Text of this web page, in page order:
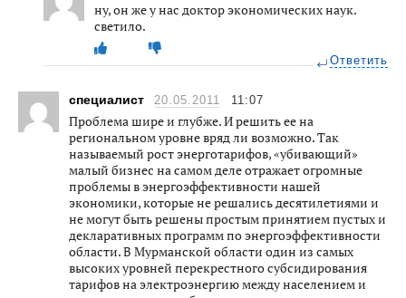
ну, он же у нас доктор экономических наук.
светило.
Ответить
специалист 20.05.2011 11:07
Проблема шире и глубже. И решить ее на
региональном уровне вряд ли возможно. Так
называемый рост энерготарифов, «убивающий»
малый бизнес на самом деле отражает огромные
проблемы в энергоэффективности нашей
экономики, которые не решались десятилетиями и
не могут быть решены простым принятием пустых и
декларативных программ по энергоэффективности
области. В Мурманской области один из самых
высоких уровней перекрестного субсидирования
тарифов на электроэнергию между населением и